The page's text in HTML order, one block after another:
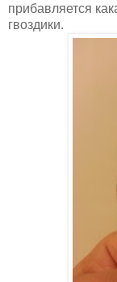
прибавляется
гвоздики.